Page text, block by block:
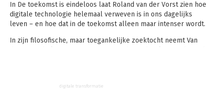
In De toekomst is eindeloos laat Roland van der Vorst zien hoe
digitale technologie helemaal verweven is in ons dagelijks
leven – en hoe dat in de toekomst alleen maar intenser wordt.
In zijn filosofische, maar toegankelijke zoektocht neemt Van
digitale transformatie